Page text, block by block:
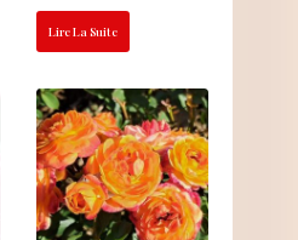
Lire La Suite